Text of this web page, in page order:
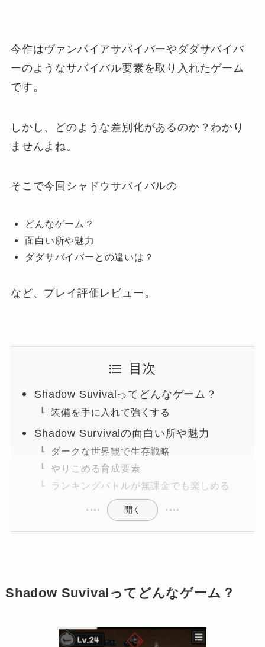
今作はヴァンパイアサバイバーやダダサバイバ
ーのようなサバイバル要素を取り入れたゲーム
です。
しかし、どのような差別化があるのか？わかり
ませんよね。
そこで今回シャドウサバイバルの
どんなゲーム？
面白い所や魅力
ダダサバイバーとの違いは？
など、プレイ評価レビュー。
目次
Shadow Suvivalってどんなゲーム？
装備を手に入れて強くする
Shadow Survivalの面白い所や魅力
ダークな世界観で生存戦略
やりこめる育成要素
ランキングバトルが無課金でも楽しめる
開く
Shadow Suvivalってどんなゲーム？